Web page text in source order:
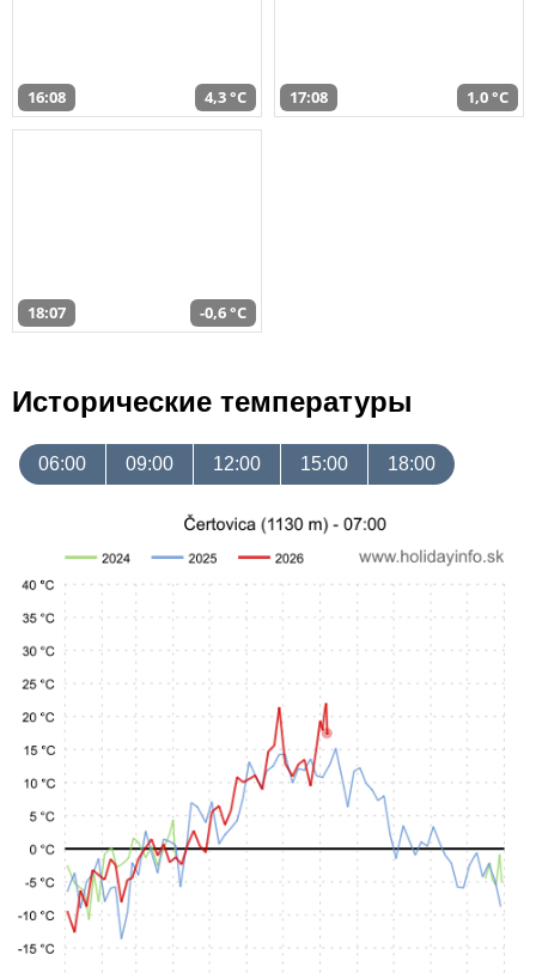
16:08 4,3 °C 17:08 1,0 °C
18:07 -0,6 °C
Исторические температуры
06:00 09:00 12:00 15:00 18:00